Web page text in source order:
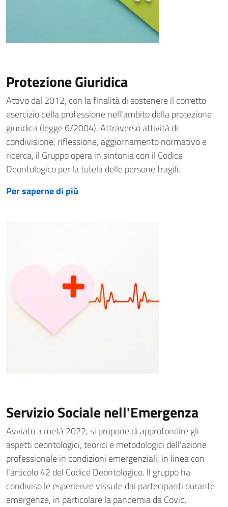
Protezione Giuridica
Attivo dal 2012, con la finalità di sostenere il corretto
esercizio della professione nell'ambito della protezione
giuridica (legge 6/2004). Attraverso attività di
condivisione, riflessione, aggiornamento normativo e
ricerca, il Gruppo opera in sintonia con il Codice
Deontologico per la tutela delle persone fragili.
Per saperne di più
Servizio Sociale nell'Emergenza
Avviato a metà 2022, si propone di approfondire gli
aspetti deontologici, teorici e metodologici dell'azione
professionale in condizioni emergenziali, in linea con
l'articolo 42 del Codice Deontologico. Il gruppo ha
condiviso le esperienze vissute dai partecipanti durante
emergenze, in particolare la pandemia da Covid.